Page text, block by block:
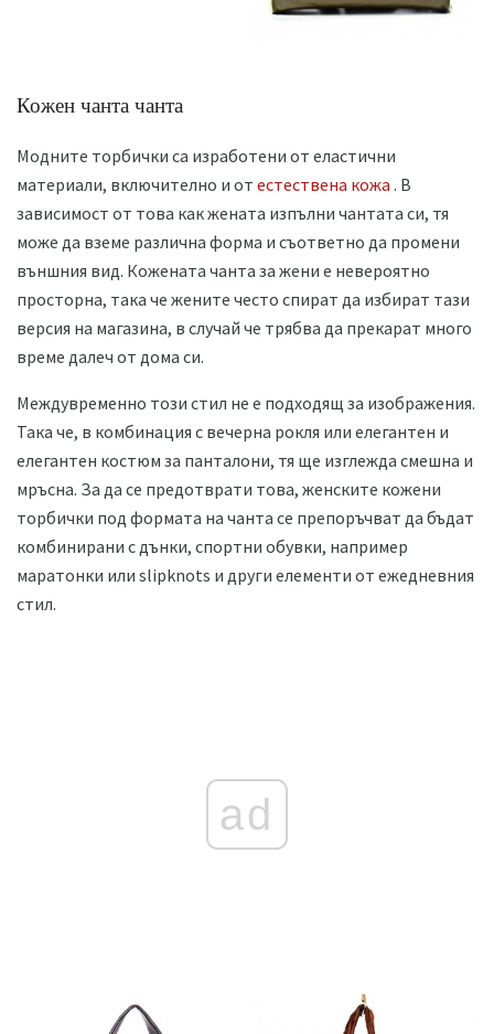
Кожен чанта чанта
Модните торбички са изработени от еластични
материали, включително и от естествена кожа . В
зависимост от това как жената изпълни чантата си, тя
може да вземе различна форма и съответно да промени
външния вид. Кожената чанта за жени е невероятно
просторна, така че жените често спират да избират тази
версия на магазина, в случай че трябва да прекарат много
време далеч от дома си.
Междувременно този стил не е подходящ за изображения.
Така че, в комбинация с вечерна рокля или елегантен и
елегантен костюм за панталони, тя ще изглежда смешна и
мръсна. За да се предотврати това, женските кожени
торбички под формата на чанта се препоръчват да бъдат
комбинирани с дънки, спортни обувки, например
маратонки или slipknots и други елементи от ежедневния
стил.
ad